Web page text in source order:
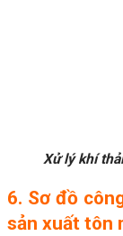
Xử lý khí
6. Sơ đồ
sản xuất tôn